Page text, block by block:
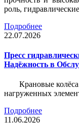
роль,
Подробнее
22.07.2026
Пресс
Надёжность в
Крановые
нагруженных
Подробнее
11.06.2026